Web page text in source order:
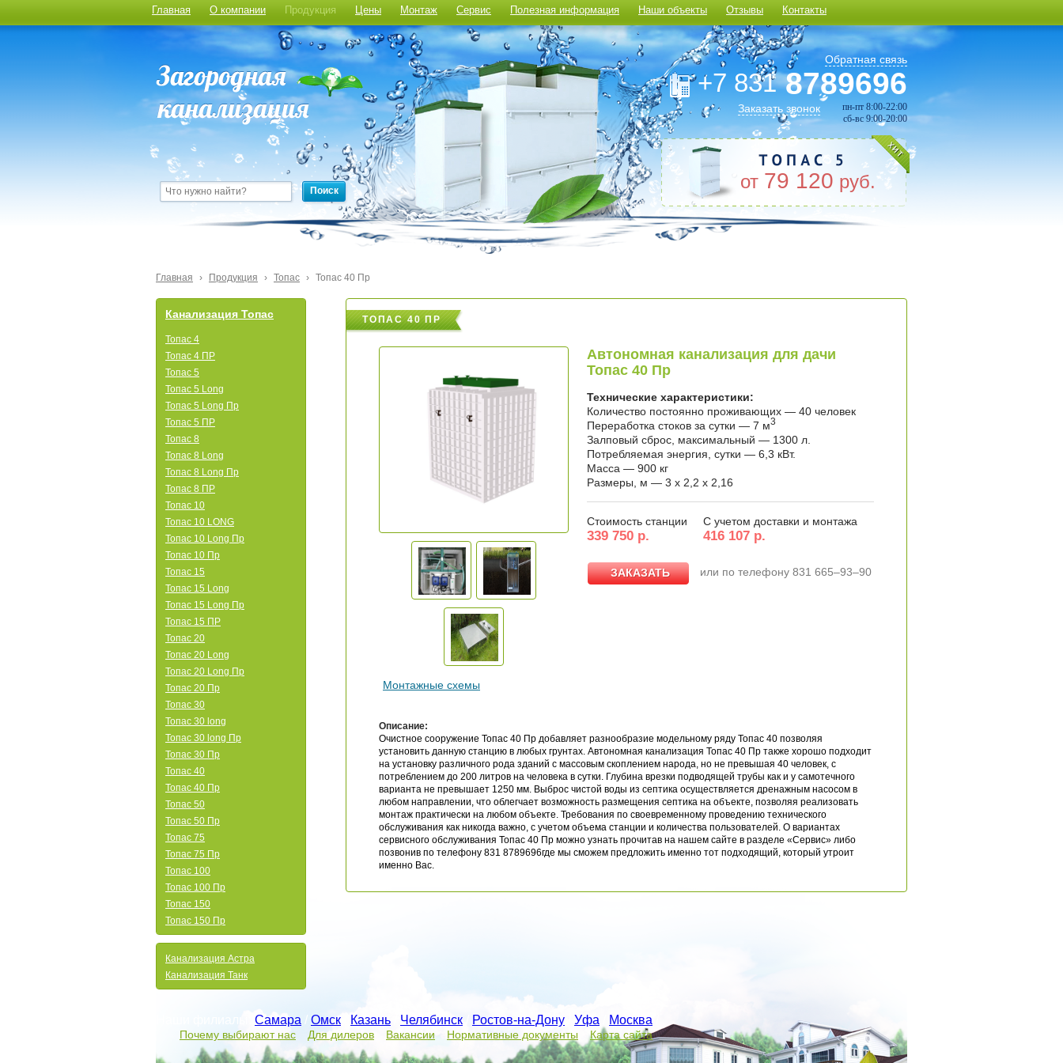
Главная О компании Продукция Цены Монтаж Сервис Полезная информация Наши объекты Отзывы Контакты
Поиск
Обратная связь
+7 8318789696
Заказать звонок
пн-пт 8:00-22:00
сб-вс 9:00-20:00
от 79 120 руб.
Главная › Продукция › Топас › Топас 40 Пр
Канализация Топас
Топас 4
Топас 4 ПР
Топас 5
Топас 5 Long
Топас 5 Long Пр
Топас 5 ПР
Топас 8
Топас 8 Long
Топас 8 Long Пр
Топас 8 ПР
Топас 10
Топас 10 LONG
Топас 10 Long Пр
Топас 10 Пр
Топас 15
Топас 15 Long
Топас 15 Long Пр
Топас 15 ПР
Топас 20
Топас 20 Long
Топас 20 Long Пр
Топас 20 Пр
Топас 30
Топас 30 long
Топас 30 long Пр
Топас 30 Пр
Топас 40
Топас 40 Пр
Топас 50
Топас 50 Пр
Топас 75
Топас 75 Пр
Топас 100
Топас 100 Пр
Топас 150
Топас 150 Пр
Канализация Астра
Канализация Танк
ТОПАС 40 ПР
Автономная канализация для дачи
Топас 40 Пр
Технические характеристики:
Количество постоянно проживающих — 40 человек
Переработка стоков за сутки — 7 м3
Залповый сброс, максимальный — 1300 л.
Потребляемая энергия, сутки — 6,3 кВт.
Масса — 900 кг
Размеры, м — 3 x 2,2 x 2,16
Стоимость станции С учетом доставки и монтажа
339 750 р. 416 107 р.
ЗАКАЗАТЬ
ЗАКАЗАТЬ или по телефону 831 665–93–90
Монтажные схемы
Описание:
Очистное сооружение Топас 40 Пр добавляет разнообразие модельному ряду Топас 40 позволяя
установить данную станцию в любых грунтах. Автономная канализация Топас 40 Пр также хорошо подходит
на установку различного рода зданий с массовым скоплением народа, но не превышая 40 человек, с
потреблением до 200 литров на человека в сутки. Глубина врезки подводящей трубы как и у самотечного
варианта не превышает 1250 мм. Выброс чистой воды из септика осуществляется дренажным насосом в
любом направлении, что облегчает возможность размещения септика на объекте, позволяя реализовать
монтаж практически на любом объекте. Требования по своевременному проведению технического
обслуживания как никогда важно, с учетом объема станции и количества пользователей. О вариантах
сервисного обслуживания Топас 40 Пр можно узнать прочитав на нашем сайте в разделе «Сервис» либо
позвонив по телефону 831 8789696где мы сможем предложить именно тот подходящий, который утроит
именно Вас.
Самара / Омск Казань Челябинск Ростов-на-Дону Уфа Москва
Почему выбирают нас Для дилеров Вакансии Нормативные документы Карта сайта